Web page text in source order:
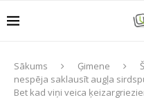
Sākums Ģimene
nespēja saklausīt augļa
Bet kad viņi veica